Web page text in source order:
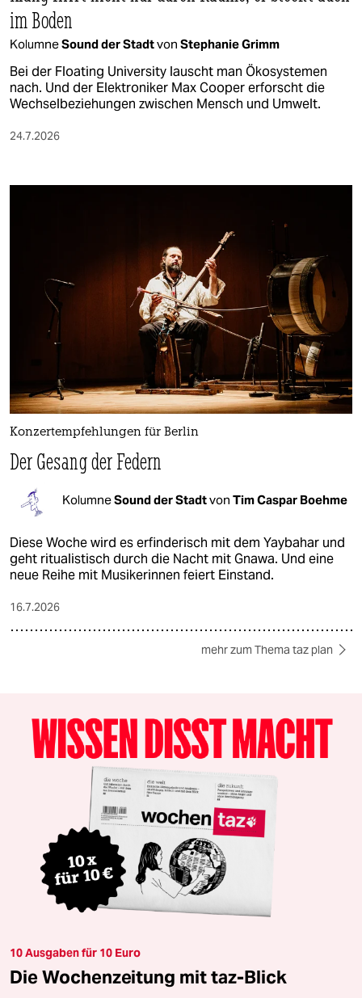
im Boden
KolumneSound der Stadtvon Stephanie Grimm
Bei der Floating University lauscht man Ökosystemen
nach. Und der Elektroniker Max Cooper erforscht die
Wechselbeziehungen zwischen Mensch und Umwelt.
24.7.2026
Konzertempfehlungen für Berlin
Der Gesang der Federn
KolumneSound der Stadtvon Tim Caspar Boehme
Diese Woche wird es erfinderisch mit dem Yaybahar und
geht ritualistisch durch die Nacht mit Gnawa. Und eine
neue Reihe mit Musikerinnen feiert Einstand.
16.7.2026
mehr zum Thema taz plan
10 Ausgaben für 10 Euro
Die Wochenzeitung mit taz-Blick